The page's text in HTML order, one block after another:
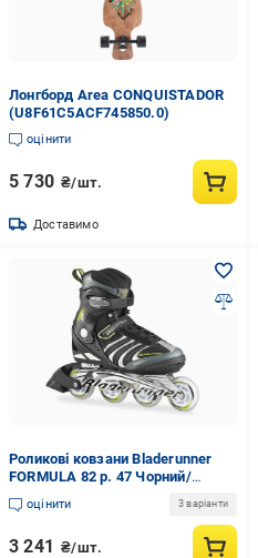
Лонгборд Area CONQUISTADOR
(U8F61C5ACF745850.0)
оцінити
5 730 ₴/шт.
Доставимо
Роликові ковзани Bladerunner
FORMULA 82 р. 47 Чорний/
Зелений (U18894936768.2548 - 4)
оцінити 3 варіанти
3 241 ₴/шт.